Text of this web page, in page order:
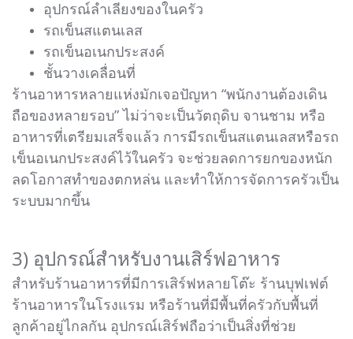
อุปกรณ์ลำเลียงของในครัว
รถเข็นสแตนเลส
รถเข็นอเนกประสงค์
ชั้นวางเคลื่อนที่
ร้านอาหารหลายแห่งมักเจอปัญหา “พนักงานต้องเดิน
ถือของหลายรอบ” ไม่ว่าจะเป็นวัตถุดิบ จานชาม หรือ
อาหารที่เตรียมเสร็จแล้ว การมีรถเข็นสแตนเลสหรือรถ
เข็นอเนกประสงค์ไว้ในครัว จะช่วยลดการยกของหนัก
ลดโอกาสทำของตกหล่น และทำให้การจัดการครัวเป็น
ระบบมากขึ้น
3) อุปกรณ์สำหรับงานเสิร์ฟอาหาร
สำหรับร้านอาหารที่มีการเสิร์ฟหลายโต๊ะ ร้านบุฟเฟต์
ร้านอาหารในโรงแรม หรือร้านที่มีพื้นที่ครัวกับพื้นที่
ลูกค้าอยู่ไกลกัน อุปกรณ์เสิร์ฟถือว่าเป็นสิ่งที่ช่วย